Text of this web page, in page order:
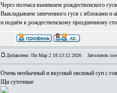
Через полчаса вынимаем рождественского
Выкладываем запеченного гуся с яблоками и
и подаём к рождественскому праздничному
Добавлено: Пн Мар 2 18:13:12 2026 Заголовок
Очень необычный и вкусный овсяный суп с
Щи суточные